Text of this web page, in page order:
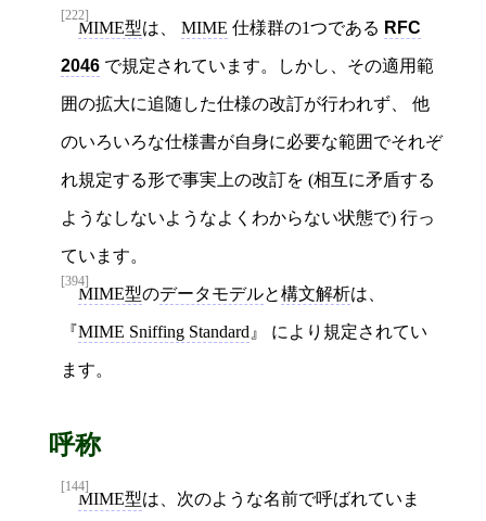
[222]
MIME型は、 MIME 仕様群の1つである RFC
2046 で規定されています。しかし、その適用範
囲の拡大に追随した仕様の改訂が行われず、 他
のいろいろな仕様書が自身に必要な範囲でそれぞ
れ規定する形で事実上の改訂を (相互に矛盾する
ようなしないようなよくわからない状態で) 行っ
ています。
[394]
MIME型のデータモデルと構文解析は、
MIME Sniffing Standard により規定されてい
ます。
呼称
[144]
MIME型は、次のような名前で呼ばれていま